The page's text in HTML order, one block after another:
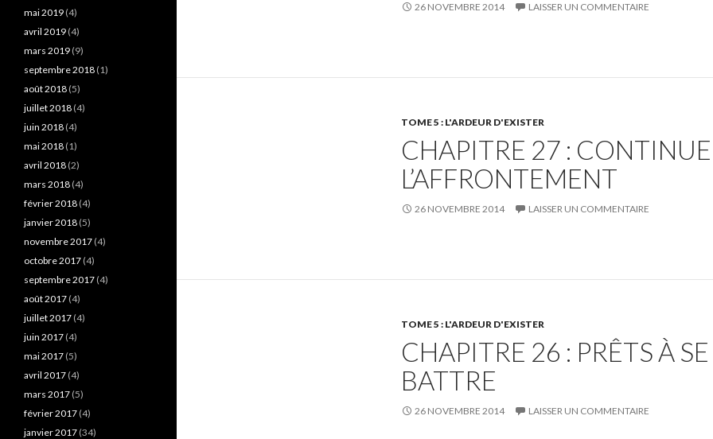
26 NOVEMBRE 2014 LAISSER UN COMMENTAIRE
TOME 5 : L'ARDEUR D'EXISTER
CHAPITRE 27 :
L’AFFRONTEMENT
26 NOVEMBRE 2014 LAISSER UN COMMENTAIRE
TOME 5 : L'ARDEUR D'EXISTER
CHAPITRE 26 : PRÊTS À SE
BATTRE
26 NOVEMBRE 2014 LAISSER UN COMMENTAIRE
mai 2019 (4)
avril 2019 (4)
mars 2019 (9)
septembre 2018 (1)
août 2018 (5)
juillet 2018 (4)
juin 2018 (4)
mai 2018 (1)
avril 2018 (2)
mars 2018 (4)
février 2018 (4)
janvier 2018 (5)
novembre 2017 (4)
octobre 2017 (4)
septembre 2017 (4)
août 2017 (4)
juillet 2017 (4)
juin 2017 (4)
mai 2017 (5)
avril 2017 (4)
mars 2017 (5)
février 2017 (4)
janvier 2017 (34)